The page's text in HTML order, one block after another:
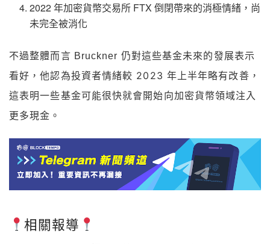
2022 年加密貨幣交易所 FTX 倒閉帶來的消極情緒，尚
未完全被消化
不過整體而言 Bruckner 仍對這些基金未來的發展表示
看好，他認為投資者情緒較 2023 年上半年略有改善，
這表明一些基金可能很快就會開始向加密貨幣領域注入
更多現金。
相關報導